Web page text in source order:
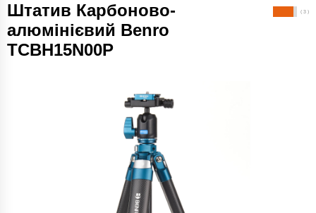
Штатив Карбоново-
алюмінієвий Benro
TCBH15N00P
( 3 )